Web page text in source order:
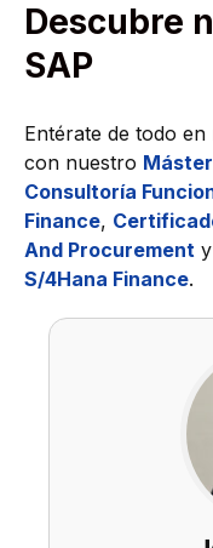
Descubre
SAP
Entérate de todo
con nuestro
Consultoría
Finance,
And Procurement y
S/4Hana Finance.